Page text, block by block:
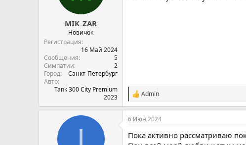
а
MIK_ZAR
Новичок
Регистрация
16 Май 2024
Сообщения
5
Симпатии
2
Город
Санкт-Петербург
Авто
Tank 300 City Premium
2023
С
и
м
п
т
Admin
I
6 Июн 2024
Пока активно рассматриваю